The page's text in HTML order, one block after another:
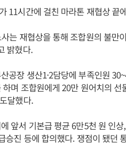
11시간에 걸친 마라톤 재협상 끝
는 재협상을 통해 조합원의 불만
밝혔다.
공장 생산1·2담당에 부족인원
며 조합원에게 20만 원어치의
달했다.
앞서 기본급 평균 6만5천 원 인
승진 등에 합의했다. 쟁점이 됐던